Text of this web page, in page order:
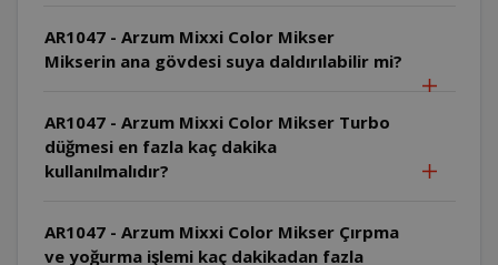
AR1047 - Arzum Mixxi Color Mikser
Mikserin ana gövdesi suya daldırılabilir mi?
AR1047 - Arzum Mixxi Color Mikser Turbo
düğmesi en fazla kaç dakika
kullanılmalıdır?
AR1047 - Arzum Mixxi Color Mikser Çırpma
ve yoğurma işlemi kaç dakikadan fazla